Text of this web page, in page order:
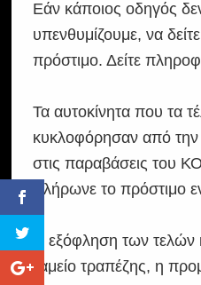
Εάν κάποιος οδηγός
υπενθυμίζουμε, να
πρόστιμο. Δείτε
Τα αυτοκίνητα που τα
κυκλοφόρησαν από την
στις παραβάσεις του
πλήρωνε το πρόστιμο
Η εξόφληση των
ταμείο τραπέζης, η